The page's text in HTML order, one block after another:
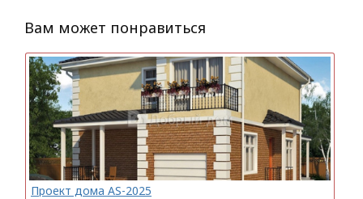
Вам может понравиться
Проект дома AS-2025